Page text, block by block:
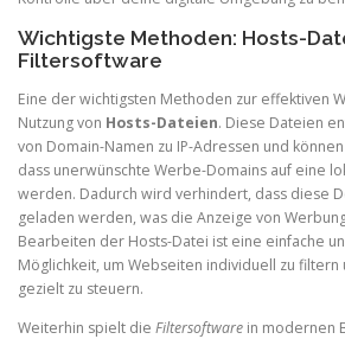
Wichtigste Methoden: Hosts-
Filtersoftware
Eine der wichtigsten Methoden zur effektiven
Nutzung von Hosts-Dateien. Diese Dateien
von Domain-Namen zu IP-Adressen und
dass unerwünschte Werbe-Domains auf eine
werden. Dadurch wird verhindert, dass diese
geladen werden, was die Anzeige von
Bearbeiten der Hosts-Datei ist eine einfache
Möglichkeit, um Webseiten individuell zu
gezielt zu steuern.
Weiterhin spielt die Filtersoftware in modernen